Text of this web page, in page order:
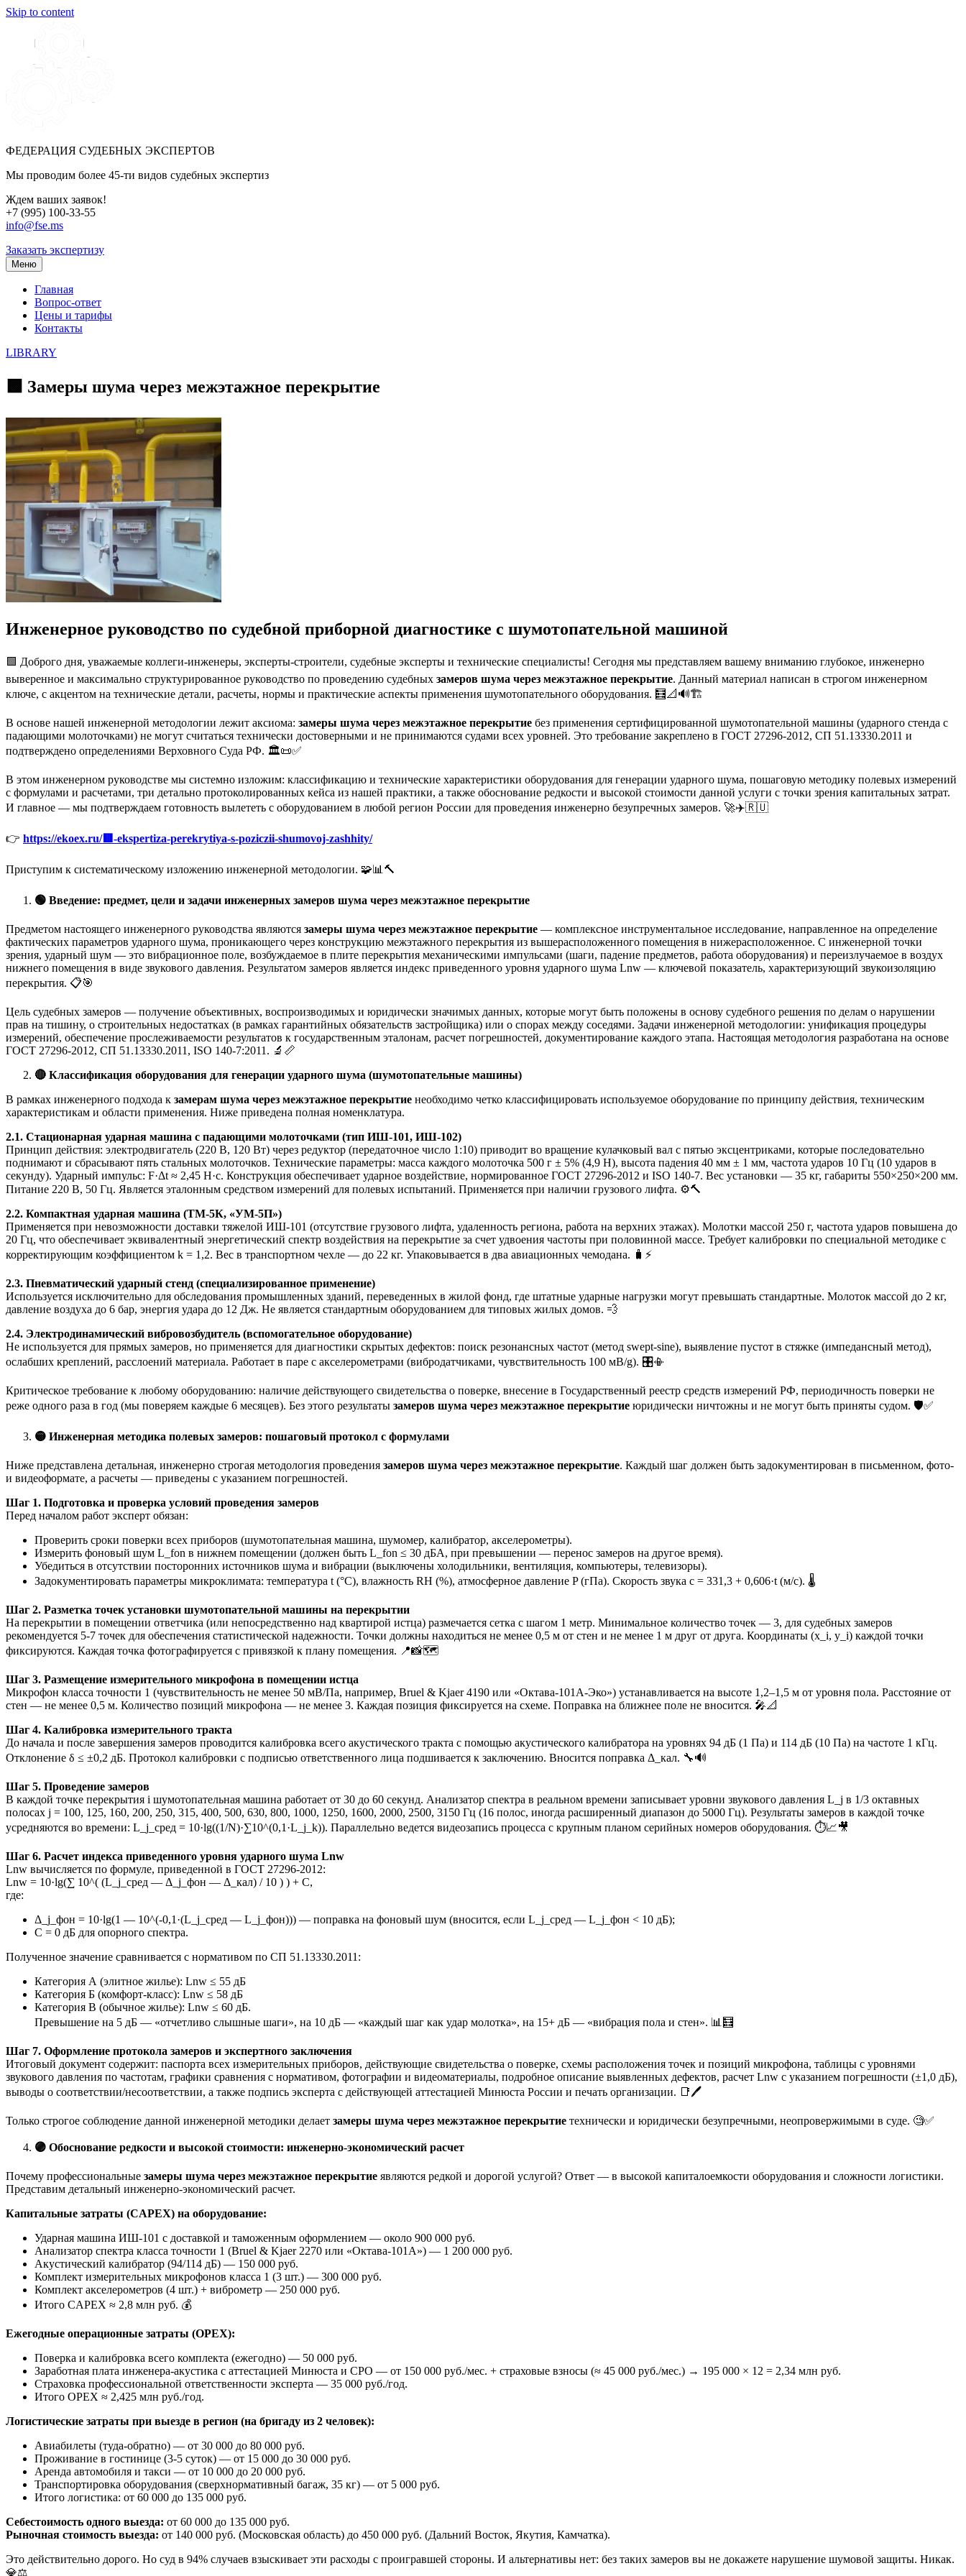
Skip to content
ФЕДЕРАЦИЯ СУДЕБНЫХ ЭКСПЕРТОВ
Мы проводим более 45-ти видов судебных экспертиз
Ждем ваших заявок!
+7 (995) 100-33-55
info@fse.ms
Заказать экспертизу
Меню
Главная
Вопрос-ответ
Цены и тарифы
Контакты
LIBRARY
🟩 Замеры шума через межэтажное перекрытие
Инженерное руководство по судебной приборной диагностике с шумотопательной машиной
🟩 Доброго дня, уважаемые коллеги-инженеры, эксперты-строители, судебные эксперты и технические специалисты! Сегодня мы представляем вашему вниманию глубокое, инженерно
выверенное и максимально структурированное руководство по проведению судебных замеров шума через межэтажное перекрытие. Данный материал написан в строгом инженерном
ключе, с акцентом на технические детали, расчеты, нормы и практические аспекты применения шумотопательного оборудования. 🧮📐🔊🏗️
В основе нашей инженерной методологии лежит аксиома: замеры шума через межэтажное перекрытие без применения сертифицированной шумотопательной машины (ударного стенда с
падающими молоточками) не могут считаться технически достоверными и не принимаются судами всех уровней. Это требование закреплено в ГОСТ 27296-2012, СП 51.13330.2011 и
подтверждено определениями Верховного Суда РФ. 🏛️📜✅
В этом инженерном руководстве мы системно изложим: классификацию и технические характеристики оборудования для генерации ударного шума, пошаговую методику полевых измерений
с формулами и расчетами, три детально протоколированных кейса из нашей практики, а также обоснование редкости и высокой стоимости данной услуги с точки зрения капитальных затрат.
И главное — мы подтверждаем готовность вылететь с оборудованием в любой регион России для проведения инженерно безупречных замеров. 🚀✈️🇷🇺
👉 https://ekoex.ru/🟥-ekspertiza-perekrytiya-s-poziczii-shumovoj-zashhity/
Приступим к систематическому изложению инженерной методологии. 🧩📊🔨
🟢 Введение: предмет, цели и задачи инженерных замеров шума через межэтажное перекрытие
Предметом настоящего инженерного руководства являются замеры шума через межэтажное перекрытие — комплексное инструментальное исследование, направленное на определение
фактических параметров ударного шума, проникающего через конструкцию межэтажного перекрытия из вышерасположенного помещения в нижерасположенное. С инженерной точки
зрения, ударный шум — это вибрационное поле, возбуждаемое в плите перекрытия механическими импульсами (шаги, падение предметов, работа оборудования) и переизлучаемое в воздух
нижнего помещения в виде звукового давления. Результатом замеров является индекс приведенного уровня ударного шума Lnw — ключевой показатель, характеризующий звукоизоляцию
перекрытия. 📋🎯
Цель судебных замеров — получение объективных, воспроизводимых и юридически значимых данных, которые могут быть положены в основу судебного решения по делам о нарушении
прав на тишину, о строительных недостатках (в рамках гарантийных обязательств застройщика) или о спорах между соседями. Задачи инженерной методологии: унификация процедуры
измерений, обеспечение прослеживаемости результатов к государственным эталонам, расчет погрешностей, документирование каждого этапа. Настоящая методология разработана на основе
ГОСТ 27296-2012, СП 51.13330.2011, ISO 140-7:2011. 🔬📏
🔴 Классификация оборудования для генерации ударного шума (шумотопательные машины)
В рамках инженерного подхода к замерам шума через межэтажное перекрытие необходимо четко классифицировать используемое оборудование по принципу действия, техническим
характеристикам и области применения. Ниже приведена полная номенклатура.
2.1. Стационарная ударная машина с падающими молоточками (тип ИШ-101, ИШ-102)
Принцип действия: электродвигатель (220 В, 120 Вт) через редуктор (передаточное число 1:10) приводит во вращение кулачковый вал с пятью эксцентриками, которые последовательно
поднимают и сбрасывают пять стальных молоточков. Технические параметры: масса каждого молоточка 500 г ± 5% (4,9 Н), высота падения 40 мм ± 1 мм, частота ударов 10 Гц (10 ударов в
секунду). Ударный импульс: F·Δt ≈ 2,45 Н·с. Конструкция обеспечивает ударное воздействие, нормированное ГОСТ 27296-2012 и ISO 140-7. Вес установки — 35 кг, габариты 550×250×200 мм.
Питание 220 В, 50 Гц. Является эталонным средством измерений для полевых испытаний. Применяется при наличии грузового лифта. ⚙️🔨
2.2. Компактная ударная машина (ТМ-5К, «УМ-5П»)
Применяется при невозможности доставки тяжелой ИШ-101 (отсутствие грузового лифта, удаленность региона, работа на верхних этажах). Молотки массой 250 г, частота ударов повышена до
20 Гц, что обеспечивает эквивалентный энергетический спектр воздействия на перекрытие за счет удвоения частоты при половинной массе. Требует калибровки по специальной методике с
корректирующим коэффициентом k = 1,2. Вес в транспортном чехле — до 22 кг. Упаковывается в два авиационных чемодана. 🧳⚡
2.3. Пневматический ударный стенд (специализированное применение)
Используется исключительно для обследования промышленных зданий, переведенных в жилой фонд, где штатные ударные нагрузки могут превышать стандартные. Молоток массой до 2 кг,
давление воздуха до 6 бар, энергия удара до 12 Дж. Не является стандартным оборудованием для типовых жилых домов. 💨
2.4. Электродинамический вибровозбудитель (вспомогательное оборудование)
Не используется для прямых замеров, но применяется для диагностики скрытых дефектов: поиск резонансных частот (метод swept-sine), выявление пустот в стяжке (импедансный метод),
ослабших креплений, расслоений материала. Работает в паре с акселерометрами (вибродатчиками, чувствительность 100 мВ/g). 🎛️📳
Критическое требование к любому оборудованию: наличие действующего свидетельства о поверке, внесение в Государственный реестр средств измерений РФ, периодичность поверки не
реже одного раза в год (мы поверяем каждые 6 месяцев). Без этого результаты замеров шума через межэтажное перекрытие юридически ничтожны и не могут быть приняты судом. 🛡️✅
🟡 Инженерная методика полевых замеров: пошаговый протокол с формулами
Ниже представлена детальная, инженерно строгая методология проведения замеров шума через межэтажное перекрытие. Каждый шаг должен быть задокументирован в письменном, фото-
и видеоформате, а расчеты — приведены с указанием погрешностей.
Шаг 1. Подготовка и проверка условий проведения замеров
Перед началом работ эксперт обязан:
Проверить сроки поверки всех приборов (шумотопательная машина, шумомер, калибратор, акселерометры).
Измерить фоновый шум L_fon в нижнем помещении (должен быть L_fon ≤ 30 дБА, при превышении — перенос замеров на другое время).
Убедиться в отсутствии посторонних источников шума и вибрации (выключены холодильники, вентиляция, компьютеры, телевизоры).
Задокументировать параметры микроклимата: температура t (°C), влажность RH (%), атмосферное давление P (гПа). Скорость звука c = 331,3 + 0,606·t (м/с). 🌡️
Шаг 2. Разметка точек установки шумотопательной машины на перекрытии
На перекрытии в помещении ответчика (или непосредственно над квартирой истца) размечается сетка с шагом 1 метр. Минимальное количество точек — 3, для судебных замеров
рекомендуется 5-7 точек для обеспечения статистической надежности. Точки должны находиться не менее 0,5 м от стен и не менее 1 м друг от друга. Координаты (x_i, y_i) каждой точки
фиксируются. Каждая точка фотографируется с привязкой к плану помещения. 📍📸🗺️
Шаг 3. Размещение измерительного микрофона в помещении истца
Микрофон класса точности 1 (чувствительность не менее 50 мВ/Па, например, Bruel & Kjaer 4190 или «Октава-101А-Эко») устанавливается на высоте 1,2–1,5 м от уровня пола. Расстояние от
стен — не менее 0,5 м. Количество позиций микрофона — не менее 3. Каждая позиция фиксируется на схеме. Поправка на ближнее поле не вносится. 🎤📐
Шаг 4. Калибровка измерительного тракта
До начала и после завершения замеров проводится калибровка всего акустического тракта с помощью акустического калибратора на уровнях 94 дБ (1 Па) и 114 дБ (10 Па) на частоте 1 кГц.
Отклонение δ ≤ ±0,2 дБ. Протокол калибровки с подписью ответственного лица подшивается к заключению. Вносится поправка Δ_кал. 🔧🔊
Шаг 5. Проведение замеров
В каждой точке перекрытия i шумотопательная машина работает от 30 до 60 секунд. Анализатор спектра в реальном времени записывает уровни звукового давления L_j в 1/3 октавных
полосах j = 100, 125, 160, 200, 250, 315, 400, 500, 630, 800, 1000, 1250, 1600, 2000, 2500, 3150 Гц (16 полос, иногда расширенный диапазон до 5000 Гц). Результаты замеров в каждой точке
усредняются во времени: L_j_сред = 10·lg((1/N)·∑10^(0,1·L_j_k)). Параллельно ведется видеозапись процесса с крупным планом серийных номеров оборудования. ⏱️📈🎥
Шаг 6. Расчет индекса приведенного уровня ударного шума Lnw
Lnw вычисляется по формуле, приведенной в ГОСТ 27296-2012:
Lnw = 10·lg(∑ 10^( (L_j_сред — Δ_j_фон — Δ_кал) / 10 ) ) + C,
где:
Δ_j_фон = 10·lg(1 — 10^(-0,1·(L_j_сред — L_j_фон))) — поправка на фоновый шум (вносится, если L_j_сред — L_j_фон < 10 дБ);
C = 0 дБ для опорного спектра.
Полученное значение сравнивается с нормативом по СП 51.13330.2011:
Категория А (элитное жилье): Lnw ≤ 55 дБ
Категория Б (комфорт-класс): Lnw ≤ 58 дБ
Категория В (обычное жилье): Lnw ≤ 60 дБ.
Превышение на 5 дБ — «отчетливо слышные шаги», на 10 дБ — «каждый шаг как удар молотка», на 15+ дБ — «вибрация пола и стен». 📊🧮
Шаг 7. Оформление протокола замеров и экспертного заключения
Итоговый документ содержит: паспорта всех измерительных приборов, действующие свидетельства о поверке, схемы расположения точек и позиций микрофона, таблицы с уровнями
звукового давления по частотам, графики сравнения с нормативом, фотографии и видеоматериалы, подробное описание выявленных дефектов, расчет Lnw с указанием погрешности (±1,0 дБ),
выводы о соответствии/несоответствии, а также подпись эксперта с действующей аттестацией Минюста России и печать организации. 📑🖊️
Только строгое соблюдение данной инженерной методики делает замеры шума через межэтажное перекрытие технически и юридически безупречными, неопровержимыми в суде. 🧐✅
🟣 Обоснование редкости и высокой стоимости: инженерно-экономический расчет
Почему профессиональные замеры шума через межэтажное перекрытие являются редкой и дорогой услугой? Ответ — в высокой капиталоемкости оборудования и сложности логистики.
Представим детальный инженерно-экономический расчет.
Капитальные затраты (CAPEX) на оборудование:
Ударная машина ИШ-101 с доставкой и таможенным оформлением — около 900 000 руб.
Анализатор спектра класса точности 1 (Bruel & Kjaer 2270 или «Октава-101А») — 1 200 000 руб.
Акустический калибратор (94/114 дБ) — 150 000 руб.
Комплект измерительных микрофонов класса 1 (3 шт.) — 300 000 руб.
Комплект акселерометров (4 шт.) + виброметр — 250 000 руб.
Итого CAPEX ≈ 2,8 млн руб. 💰
Ежегодные операционные затраты (OPEX):
Поверка и калибровка всего комплекта (ежегодно) — 50 000 руб.
Заработная плата инженера-акустика с аттестацией Минюста и СРО — от 150 000 руб./мес. + страховые взносы (≈ 45 000 руб./мес.) → 195 000 × 12 = 2,34 млн руб.
Страховка профессиональной ответственности эксперта — 35 000 руб./год.
Итого OPEX ≈ 2,425 млн руб./год.
Логистические затраты при выезде в регион (на бригаду из 2 человек):
Авиабилеты (туда-обратно) — от 30 000 до 80 000 руб.
Проживание в гостинице (3-5 суток) — от 15 000 до 30 000 руб.
Аренда автомобиля и такси — от 10 000 до 20 000 руб.
Транспортировка оборудования (сверхнормативный багаж, 35 кг) — от 5 000 руб.
Итого логистика: от 60 000 до 135 000 руб.
Себестоимость одного выезда: от 60 000 до 135 000 руб.
Рыночная стоимость выезда: от 140 000 руб. (Московская область) до 450 000 руб. (Дальний Восток, Якутия, Камчатка).
Это действительно дорого. Но суд в 94% случаев взыскивает эти расходы с проигравшей стороны. И альтернативы нет: без таких замеров вы не докажете нарушение шумовой защиты. Никак.
💎⚖️